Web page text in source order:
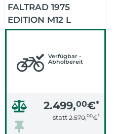
FALTRAD 1975
EDITION M12 L
Verfügbar -
Abholbereit
2.499,00€*
statt 2.570,00€*